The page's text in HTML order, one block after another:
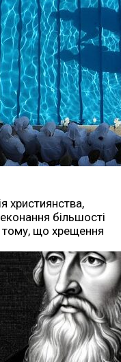
християнства,
більшості
тому, що хрещення